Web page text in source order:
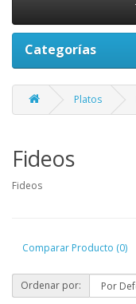
Categorías
Platos
Fideos
Fideos
Comparar Producto (0)
Ordenar por: